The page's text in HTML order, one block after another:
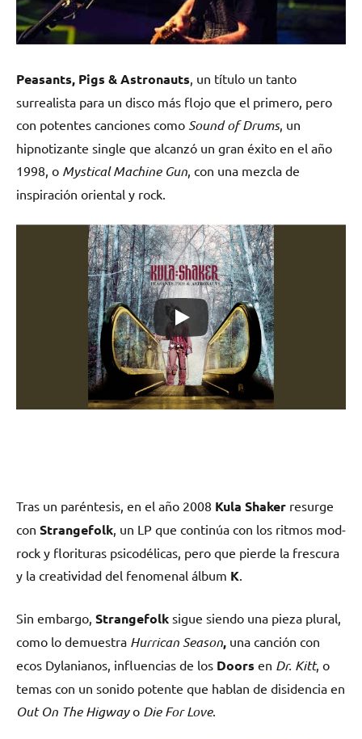
Peasants, Pigs & Astronauts , un título un tanto
surrealista para un disco más flojo que el primero, pero
con potentes canciones como Sound of Drums, un
hipnotizante single que alcanzó un gran éxito en el año
1998, o Mystical Machine Gun , con una mezcla de
inspiración oriental y rock.
Tras un paréntesis, en el año 2008 Kula Shaker resurge
con Strangefolk , un LP que continúa con los ritmos mod-
rock y florituras psicodélicas, pero que pierde la frescura
y la creatividad del fenomenal álbum K
Sin embargo, Strangefolk sigue siendo una pieza plural,
como lo demuestra Hurrican Season, una canción con
ecos Dylanianos, influencias de los Doors en Dr. Kitt, o
temas con un sonido potente que hablan de disidencia en
Out On The Higwayo Die For Love.